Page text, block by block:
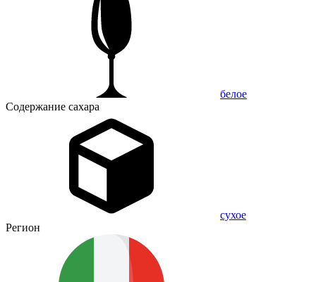
белое
Содержание сахара
сухое
Регион